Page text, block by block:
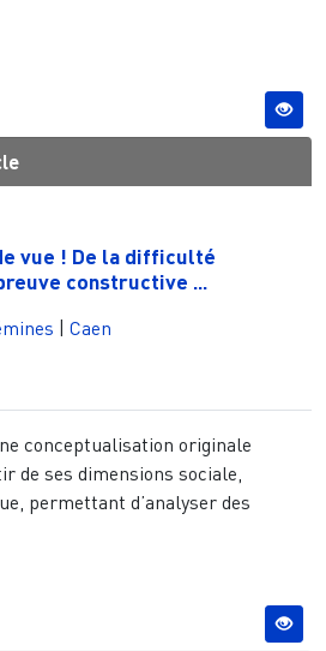
vue ! De la difficulté
constructive ...
Caen
conceptualisation originale
de ses dimensions sociale,
permettant d’analyser des